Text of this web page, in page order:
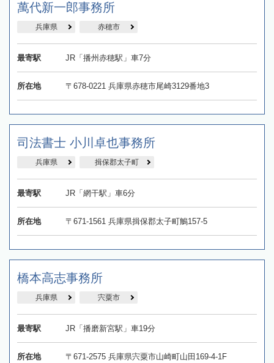
萬代新一郎事務所
兵庫県 赤穂市
最寄駅 JR「播州赤穂駅」車7分
所在地 〒678-0221 兵庫県赤穂市尾崎3129番地3
司法書士 小川卓也事務所
兵庫県 揖保郡太子町
最寄駅 JR「網干駅」車6分
所在地 〒671-1561 兵庫県揖保郡太子町鵤157-5
橋本高志事務所
兵庫県 宍粟市
最寄駅 JR「播磨新宮駅」車19分
所在地 〒671-2575 兵庫県宍粟市山崎町山田169-4-1F